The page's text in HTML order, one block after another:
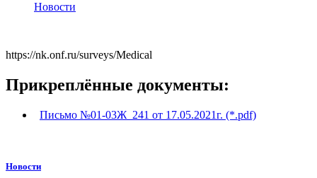
Новости
https://nk.onf.ru/surveys/Medical
Прикреплённые документы:
Письмо №01-03Ж_241 от 17.05.2021г. (*.pdf)
Новости